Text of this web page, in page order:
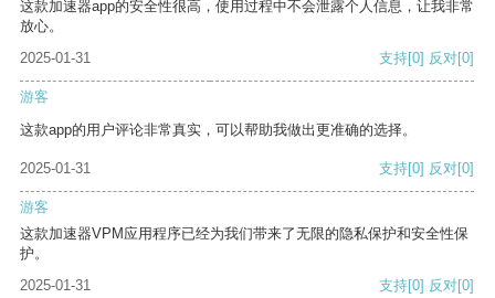
这款加速器app的安全性很高，使用过程中不会泄露个人信息，让我非常
放心。
2025-01-31
支持[0] 反对[0]
游客
这款app的用户评论非常真实，可以帮助我做出更准确的选择。
2025-01-31 支持[0] 反对[0]
游客
这款加速器VPM应用程序已经为我们带来了无限的隐私保护和安全性保
护。
2025-01-31
支持[0] 反对[0]